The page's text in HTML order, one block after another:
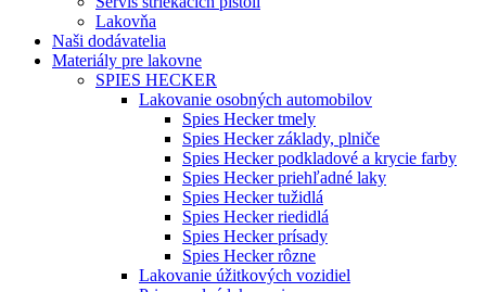
Lakovňa
Naši dodávatelia
Materiály pre lakovne
SPIES HECKER
Lakovanie osobných automobilov
Spies Hecker tmely
Spies Hecker základy, plniče
Spies Hecker podkladové a krycie farby
Spies Hecker priehľadné laky
Spies Hecker tužidlá
Spies Hecker riedidlá
Spies Hecker prísady
Spies Hecker rôzne
Lakovanie úžitkových vozidiel